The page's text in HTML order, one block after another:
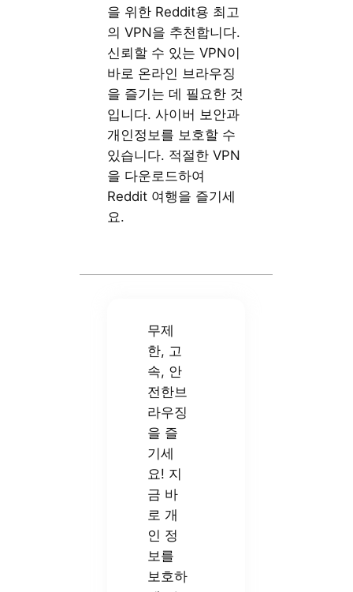
을 위한 Reddit용 최고
의 VPN을 추천합니다.
신뢰할 수 있는 VPN이
바로 온라인 브라우징
을 즐기는 데 필요한 것
입니다. 사이버 보안과
개인정보를 보호할 수
있습니다. 적절한 VPN
을 다운로드하여
Reddit 여행을 즐기세
요.
무제
한, 고
속, 안
전한브
라우징
을 즐
기세
요! 지
금 바
로 개
인 정
보를
보호하